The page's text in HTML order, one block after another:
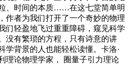
、时间的本质……在这七堂简单明
作者为我们打开了一个奇妙的物理
们轻盈地飞过重重障碍，窥见科学
没有繁琐的方程，只有诗意的讲
学背景的人也能轻松读懂。卡洛·
理论物理学家， 圈量子引力理论